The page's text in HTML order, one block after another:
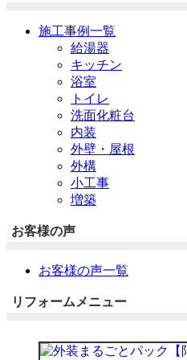
施工事例一覧
給湯器
キッチン
浴室
トイレ
洗面化粧台
内装
外壁・屋根
外構
小工事
増築
お客様の声
お客様の声一覧
リフォームメニュー